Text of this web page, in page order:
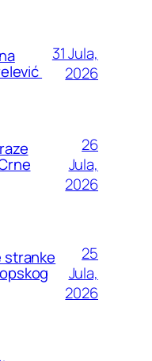
31 Jula,
2026
26
Jula,
2026
stranke
25
Jula,
2026